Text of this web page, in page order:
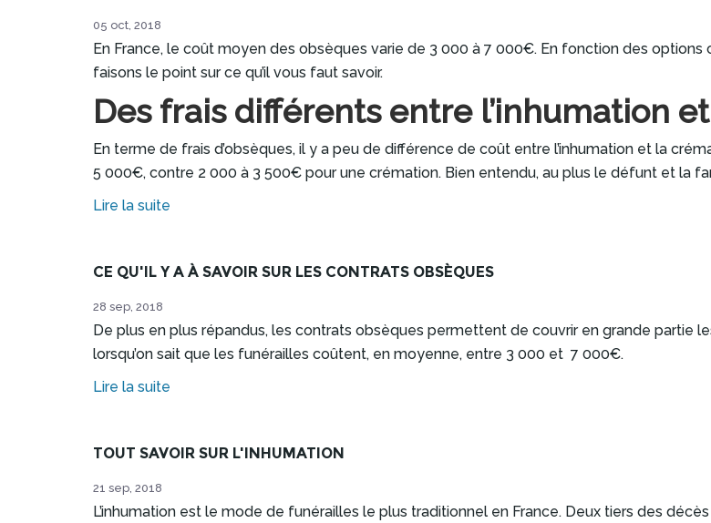
05 oct, 2018
En France, le coût moyen des obsèques varie de 3 000 à 7 000€. En fonction des options
faisons le point sur ce qu’il vous faut savoir.
Des frais différents entre l’inhumation
En terme de frais d’obsèques, il y a peu de différence de coût entre l’inhumation et la
5 000€, contre 2 000 à 3 500€ pour une crémation. Bien entendu, au plus le défunt et la
Lire la suite
CE QU'IL Y A À SAVOIR SUR LES CONTRATS OBSÈQUES
28 sep, 2018
De plus en plus répandus, les contrats obsèques permettent de couvrir en grande partie
lorsqu’on sait que les funérailles coûtent, en moyenne, entre 3 000 et 7 000€.
Lire la suite
TOUT SAVOIR SUR L'INHUMATION
21 sep, 2018
L’inhumation est le mode de funérailles le plus traditionnel en France. Deux tiers des décès